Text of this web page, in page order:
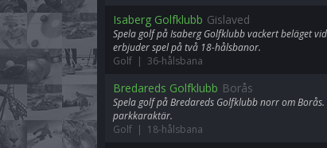
Isaberg Golfklubb Gislaved
Spela golf på Isaberg Golfklubb vackert beläget
erbjuder spel på två 18-hålsbanor.
Golf | 36-hålsbana
Bredareds Golfklubb Borås
Spela golf på Bredareds Golfklubb norr om
parkkaraktär.
Golf | 18-hålsbana